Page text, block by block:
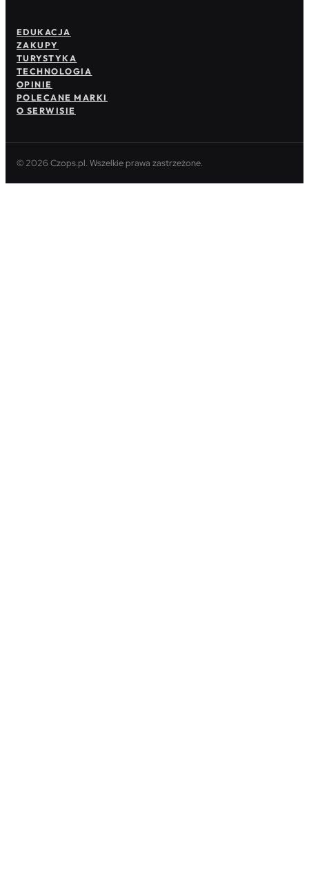
EDUKACJA
ZAKUPY
TURYSTYKA
TECHNOLOGIA
OPINIE
POLECANE MARKI
O SERWISIE
© 2026 Czops.pl. Wszelkie prawa zastrzeżone.